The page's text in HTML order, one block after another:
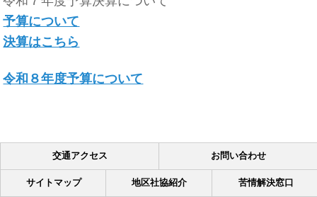
予算について
決算はこちら
令和８年度予算について
交通アクセス お問い合わせ
サイトマップ 地区社協紹介 苦情解決窓口